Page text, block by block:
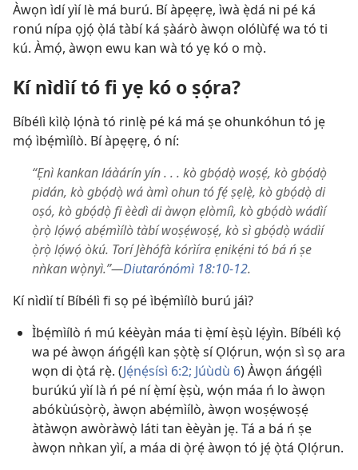
Àwọn ìdí yìí lè má burú. Bí àpẹẹrẹ, ìwà ẹ̀dá ni pé ká
ronú nípa ọjọ́ ọ̀lá tàbí ká ṣàárò àwọn olólùfẹ́ wa tó ti
kú. Àmọ́, àwọn ewu kan wà tó yẹ kó o mọ̀.
Kí nìdìí tó fi yẹ kó o ṣọ́ra?
Bíbélì kìlọ̀ lọ́nà tó rinlẹ̀ pé ká má ṣe ohunkóhun tó jẹ
mọ́ ìbẹ́mìílò. Bí àpẹẹrẹ, ó ní:
“Ẹnì kankan láàárín yín . . . kò gbọ́dọ̀ woṣẹ́, kò gbọ́dọ̀
pidán, kò gbọ́dọ̀ wá àmì ohun tó fẹ́ ṣẹlẹ̀, kò gbọ́dọ̀ di
oṣó, kò gbọ́dọ̀ fi èèdì di àwọn ẹlòmíì, kò gbọ́dò wádìí
ọ̀rọ̀ lọ́wọ́ abẹ́mìílò tàbí woṣẹ́woṣẹ́, kò sì gbọ́dọ̀ wádìí
ọ̀rọ̀ lọ́wọ́ òkú. Torí Jèhófà kórìíra ẹnikẹ́ni tó bá ń ṣe
nǹkan wọ̀nyì.”—Diutarónómì 18:10-12.
Kí nìdìí tí Bíbélì fi sọ pé ìbẹ́mìílò burú jáì?
Ìbẹ́mìílò ń mú kéèyàn máa ti ẹ̀mí èṣù lẹ́yìn. Bíbélì kọ́
wa pé àwọn áńgẹ́lì kan ṣọ̀tẹ̀ sí Ọlọ́run, wọ́n sì sọ ara
wọn di ọ̀tá rẹ̀. (Jẹ́nẹ́sísì 6:2; Júùdù 6) Àwọn áńgẹ́lì
burúkú yìí là ń pé ní ẹ̀mí ẹ̀ṣù, wọ́n máa ń lo àwọn
abókùúsọ̀rọ̀, àwọn abẹ́mìílò, àwọn woṣẹ́woṣẹ́
àtàwọn awòràwọ̀ láti tan èèyàn jẹ. Tá a bá ń ṣe
àwọn nǹkan yìí, a máa di ọ̀rẹ́ àwọn tó jẹ́ ọ̀tá Ọlọ́run.